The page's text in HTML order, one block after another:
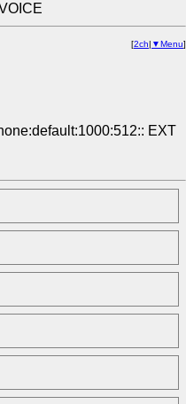
[2ch| ▼Menu]
EXT